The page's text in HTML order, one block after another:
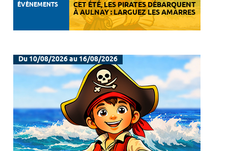
ÉVÈNEMENTS CET ÉTÉ, LES PIRATES DÉBARQUENT
À AULNAY : LARGUEZ LES AMARRES
Du 10/08/2026 au 16/08/2026